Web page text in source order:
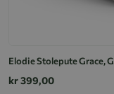
Elodie Stolepute Grace,
kr 399,00